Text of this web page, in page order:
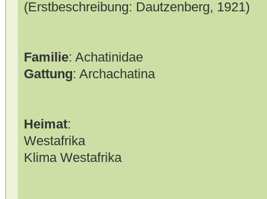
(Erstbeschreibung: Dautzenberg, 1921)
Familie: Achatinidae
Gattung: Archachatina
Heimat:
Westafrika
Klima Westafrika